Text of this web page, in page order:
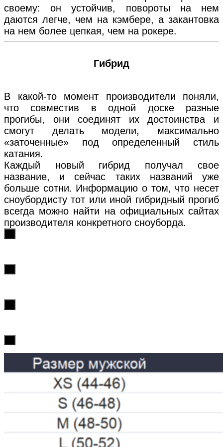
своему: он устойчив, повороты на нем
даются легче, чем на кэмбере, а закантовка
на нем более цепкая, чем на рокере.
Гибрид
В какой-то момент производители поняли,
что совместив в одной доске разные
прогибы, они соединят их достоинства и
смогут делать модели, максимально
«заточенные» под определенный стиль
катания.
Каждый новый гибрид получал свое
название, и сейчас таких названий уже
больше сотни. Информацию о том, что несет
сноубордисту тот или иной гибридный прогиб
всегда можно найти на официальных сайтах
производителя конкретного сноуборда.